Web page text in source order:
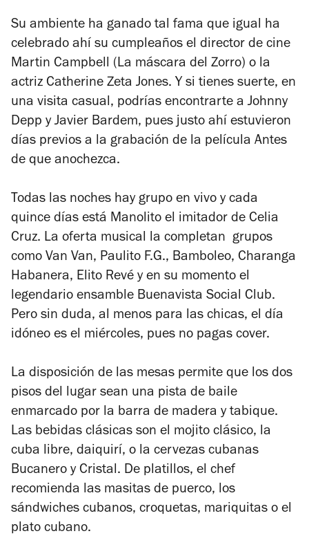
Su ambiente ha ganado tal fama que igual ha
celebrado ahí su cumpleaños el director de cine
Martin Campbell (La máscara del Zorro) o la
actriz Catherine Zeta Jones. Y si tienes suerte, en
una visita casual, podrías encontrarte a Johnny
Depp y Javier Bardem, pues justo ahí estuvieron
días previos a la grabación de la película Antes
de que anochezca.
Todas las noches hay grupo en vivo y cada
quince días está Manolito el imitador de Celia
Cruz. La oferta musical la completan grupos
como Van Van, Paulito F.G., Bamboleo, Charanga
Habanera, Elito Revé y en su momento el
legendario ensamble Buenavista Social Club.
Pero sin duda, al menos para las chicas, el día
idóneo es el miércoles, pues no pagas cover.
La disposición de las mesas permite que los dos
pisos del lugar sean una pista de baile
enmarcado por la barra de madera y tabique.
Las bebidas clásicas son el mojito clásico, la
cuba libre, daiquirí, o la cervezas cubanas
Bucanero y Cristal. De platillos, el chef
recomienda las masitas de puerco, los
sándwiches cubanos, croquetas, mariquitas o el
plato cubano.